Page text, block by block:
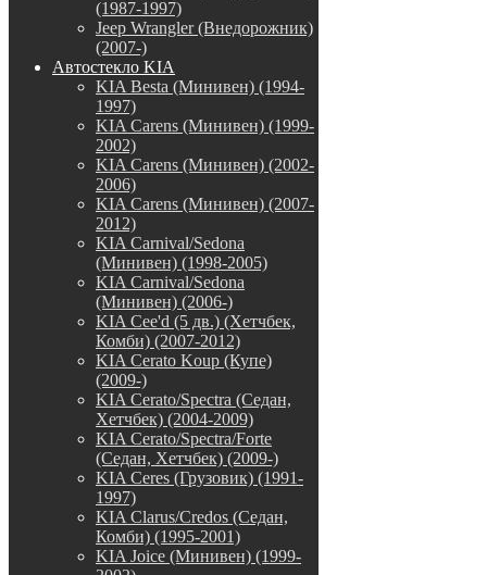
(1987-1997)
Jeep Wrangler (Внедорожник)
(2007-)
Автостекло KIA
KIA Besta (Минивен) (1994-
1997)
KIA Carens (Минивен) (1999-
2002)
KIA Carens (Минивен) (2002-
2006)
KIA Carens (Минивен) (2007-
2012)
KIA Carnival/Sedona
(Минивен) (1998-2005)
KIA Carnival/Sedona
(Минивен) (2006-)
KIA Cee'd (5 дв.) (Хетчбек,
Комби) (2007-2012)
KIA Cerato Koup (Купе)
(2009-)
KIA Cerato/Spectra (Седан,
Хетчбек) (2004-2009)
KIA Cerato/Spectra/Forte
(Седан, Хетчбек) (2009-)
KIA Ceres (Грузовик) (1991-
1997)
KIA Clarus/Credos (Седан,
Комби) (1995-2001)
KIA Joice (Минивен) (1999-